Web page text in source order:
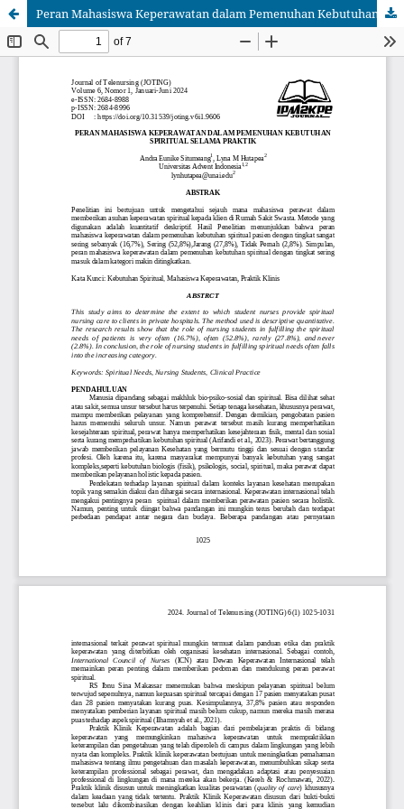
Peran Mahasiswa Keperawatan dalam Pemenuhan Kebutuhan Spiritual Selama Praktik